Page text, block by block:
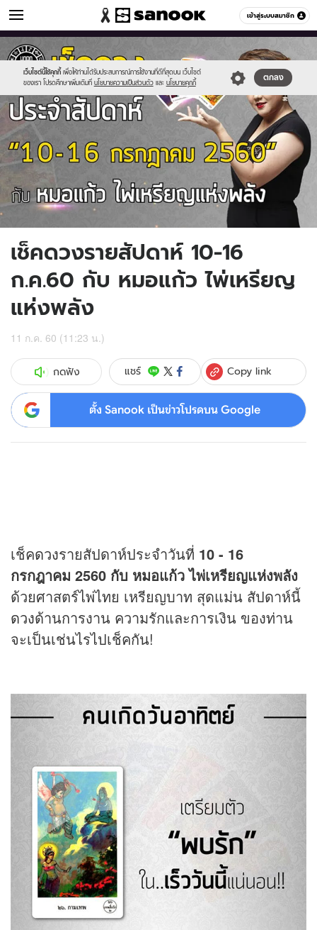
เข้าสู่ระบบสมาชิก
ดูดวง หมวดอื่นๆ
เว็บไซต์นี้ใช้คุกกี้ เพื่อให้ท่านได้รับประสบการณ์การใช้งานที่ดีที่สุดบน เว็บไซต์
ของเรา โปรดศึกษาเพิ่มเติมที่ นโยบายความเป็นส่วนตัว และ นโยบายคุกกี้
ตกลง
Sanook
//s.isanook.com/sr/0/images/logo-
new-
sanook.png
600
60
//s.isanook.com/ho/0/ud/24/120317/kh.jpg
เช็คดวงรายสัปดาห์ 10-16
ก.ค.60 กับ หมอแก้ว ไพ่เหรียญ
แห่งพลัง
11 ก.ค. 60 (11:23 น.)
กดฟัง แชร์ Copy link
ตั้ง Sanook เป็นข่าวโปรดบน Google
เช็คดวงรายสัปดาห์ประจำวันที่ 10 - 16
กรกฎาคม 2560 กับ หมอแก้ว ไพ่เหรียญแห่งพลัง
ด้วยศาสตร์ไพ่ไทย เหรียญบาท สุดแม่น สัปดาห์นี้
ดวงด้านการงาน ความรักและการเงิน ของท่าน
จะเป็นเช่นไรไปเช็คกัน!